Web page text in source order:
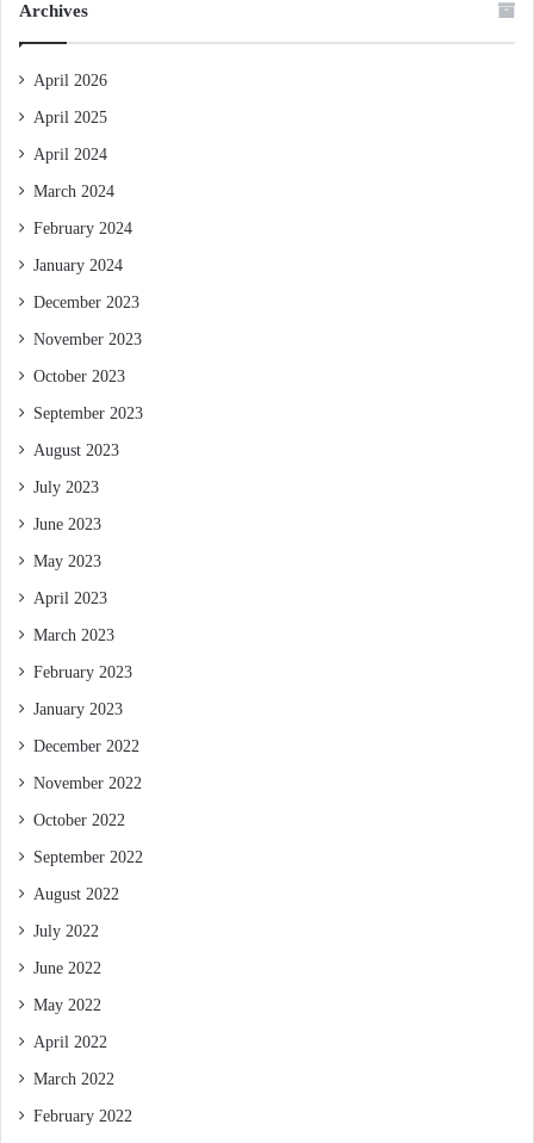
Archives
April 2026
April 2025
April 2024
March 2024
February 2024
January 2024
December 2023
November 2023
October 2023
September 2023
August 2023
July 2023
June 2023
May 2023
April 2023
March 2023
February 2023
January 2023
December 2022
November 2022
October 2022
September 2022
August 2022
July 2022
June 2022
May 2022
April 2022
March 2022
February 2022